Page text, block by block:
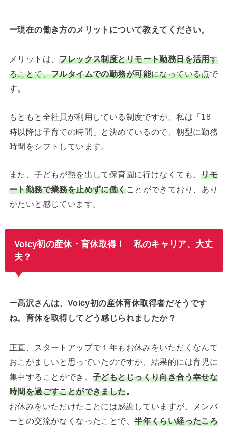
ー現在の働き方のメリットについて教えてください。
メリットは、フレックス制度とリモート勤務日を活用す
ることで、フルタイムでの勤務が可能になっている点で
す。
もともと全社員が利用している制度ですが、私は「18
時以降は子育ての時間」と決めているので、朝型に勤務
時間をシフトしています。
また、子どもが熱を出して保育園に行けなくても、リモ
ート勤務で業務を止めずに働くことができており、あり
がたいと感じています。
Voicy初の産休・育休取得！ 私のキャリア、大丈
夫？
ー高沢さんは、Voicy初の産休育休取得者だそうです
ね。育休を取得してどう感じられましたか？
正直、スタートアップで１年もお休みをいただくなんて
おこがましいと思っていたのですが、結果的には育児に
集中することができ、子どもとじっくり向き合う幸せな
時間を過ごすことができました。
お休みをいただけたことには感謝していますが、メンバ
ーとの交流がなくなったことで、半年くらい経ったころ